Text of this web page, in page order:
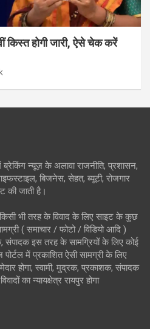
किस्त होगी जारी, ऐसे चेक करें
ब्रेकिंग न्यूज़ के अलावा राजनीति, प्रशासन,
बिजनेस, सेहत, ब्यूटी, रोजगार
की जाती है।
भी तरह के विवाद के लिए साइट के कुछ
( समाचार / फोटो / विडियो आदि )
संपादक इस तरह के सामग्रियों के लिए कोई
पोर्टल में प्रकाशित ऐसी सामग्री के लिए
होगा, स्वामी, मुद्रक, प्रकाशक, संपादक
का न्यायक्षेत्र रायपुर होगा